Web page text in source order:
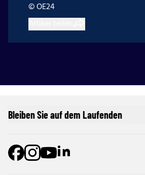
© OE24
Bleiben Sie auf dem Laufenden